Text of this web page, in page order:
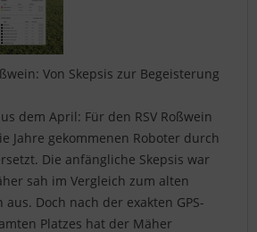
Von Skepsis zur Begeisterung
dem April: Für den RSV Roßwein
Jahre gekommenen Roboter durch
Die anfängliche Skepsis war
sah im Vergleich zum alten
Doch nach der exakten GPS-
Platzes hat der Mäher